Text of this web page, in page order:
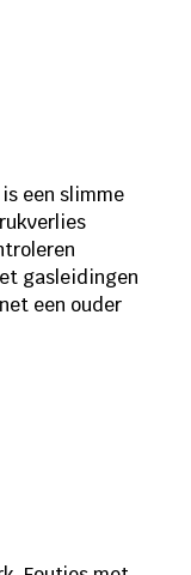
een slimme
gasleidingen
een ouder